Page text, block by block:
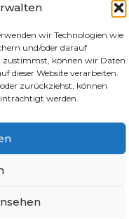
wir Technologien wie
und/oder darauf
zustimmst, können wir Daten
dieser Website verarbeiten.
zurückziehst, können
werden.
Stellenangebote